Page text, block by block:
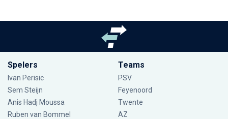
Spelers
Ivan Perisic
Sem Steijn
Anis Hadj Moussa
Ruben van Bommel
Teams
PSV
Feyenoord
Twente
AZ